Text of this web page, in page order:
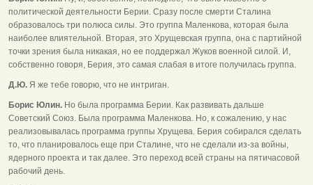
политической деятельности Берии. Сразу после смерти Сталина
образовалось три полюса силы. Это группа Маленкова, которая была
наиболее влиятельной. Вторая, это Хрущевская группа, она с партийной
точки зрения была никакая, но ее поддержал Жуков военной силой. И,
собственно говоря, Берия, это самая слабая в итоге получилась группа.
Д.Ю. Я же тебе говорю, что не интриган.
Борис Юлин. Но была программа Берии. Как развивать дальше
Советский Союз. Была программа Маленкова. Но, к сожалению, у нас
реализовывалась программа группы Хрущева. Берия собирался сделать
то, что планировалось еще при Сталине, что не сделали из-за войны,
ядерного проекта и так далее. Это переход всей страны на пятичасовой
рабочий день.